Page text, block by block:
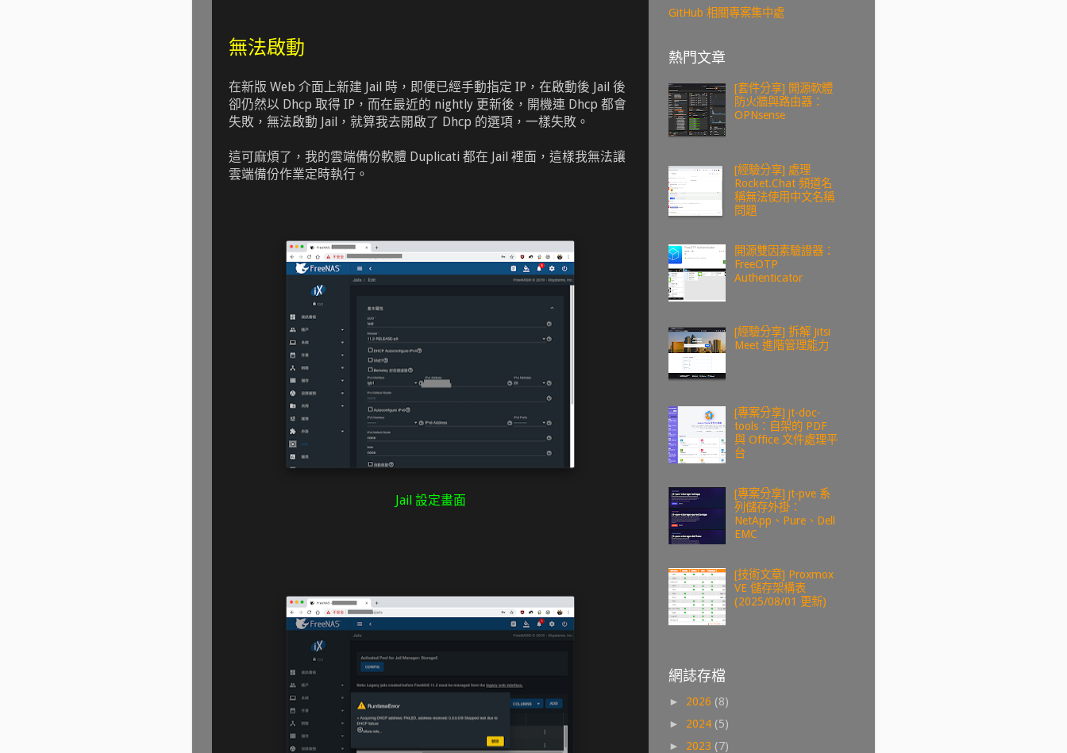
無法啟動
在新版 Web 介面上新建 Jail 時，即便已經手動指定 IP，在啟動後 Jail 後
卻仍然以 Dhcp 取得 IP，而在最近的 nightly 更新後，開機連 Dhcp 都會
失敗，無法啟動 Jail，就算我去開啟了 Dhcp 的選項，一樣失敗。
這可麻煩了，我的雲端備份軟體 Duplicati 都在 Jail 裡面，這樣我無法讓
雲端備份作業定時執行。
Jail 設定畫面
GitHub 相關專案集中處
熱門文章
[套件分享] 開源軟體
防火牆與路由器：
OPNsense
[經驗分享] 處理
Rocket.Chat 頻道名
稱無法使用中文名稱
問題
開源雙因素驗證器：
FreeOTP
Authenticator
[經驗分享] 拆解 Jitsi
Meet 進階管理能力
[專案分享] jt-doc-
tools：自架的 PDF
與 Office 文件處理平
台
[專案分享] jt-pve 系
列儲存外掛：
NetApp、Pure、Dell
EMC
[技術文章] Proxmox
VE 儲存架構表
(2025/08/01 更新)
網誌存檔
► 2026 (8)
► 2024 (5)
► 2023 (7)